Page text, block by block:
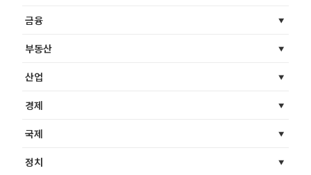
금융
부동산
산업
경제
국제
정치